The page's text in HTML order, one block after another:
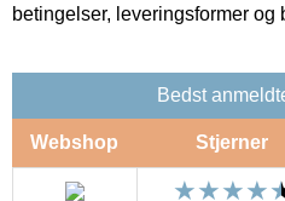
betingelser, leveringsformer og
Bedst
Webshop Stjerner